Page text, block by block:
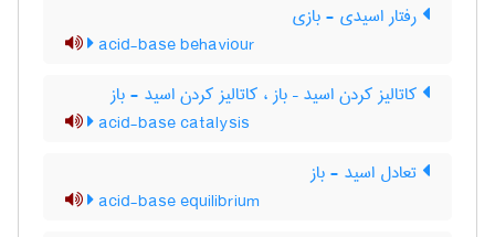
رفتار اسیدی - بازی
acid-base behaviour
کاتالیز کردن اسید – باز ، کاتالیز کردن اسید - باز
acid-base catalysis
تعادل اسید - باز
acid-base equilibrium